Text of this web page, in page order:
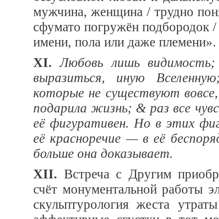
мужчина, женщина / трудно
сфумато погружён подбородок
имени, пола или даже племени».
XI. Любовь лишь
выразиться, иную
которые не существуют
подарила жизнь; & раз все
её фигуративен. Но в этих
её красноречие — в её
больше она доказывает.
XII. Встреча с Другим
счёт монументальной работы
скульптурология жеста